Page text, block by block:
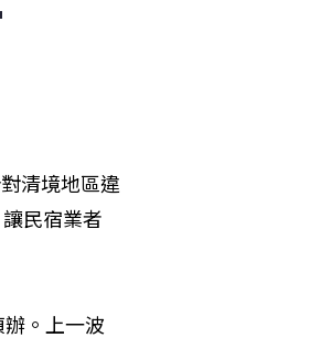
清境地區違
民宿業者
。上一波